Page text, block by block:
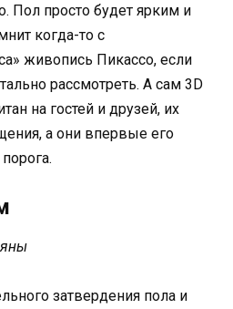
Пол просто будет ярким и
когда-то с
живопись Пикассо, если
рассмотреть. А сам 3D
на гостей и друзей, их
а они впервые его
затвердения пола и